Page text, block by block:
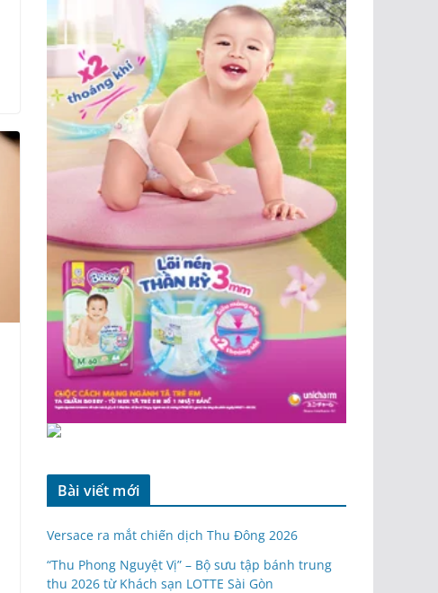
Bài viết mới
Versace ra mắt chiến dịch Thu Đông 2026
“Thu Phong Nguyệt Vị” – Bộ sưu tập bánh trung
thu 2026 từ Khách sạn LOTTE Sài Gòn